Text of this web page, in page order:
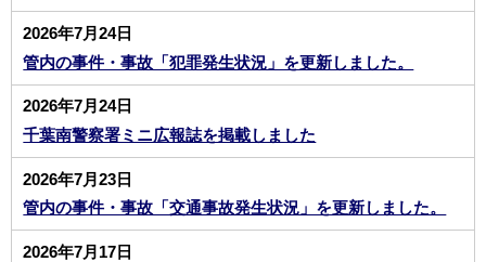
2026年7月24日
管内の事件・事故「犯罪発生状況」を更新しました。
2026年7月24日
千葉南警察署ミニ広報誌を掲載しました
2026年7月23日
管内の事件・事故「交通事故発生状況」を更新しました。
2026年7月17日